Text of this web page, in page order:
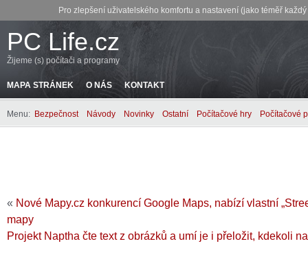
Pro zlepšení uživatelského komfortu a nastavení (jako téměř
PC Life.cz
Žijeme (s) počítači a programy
MAPA STRÁNEK O NÁS KONTAKT
Menu: Bezpečnost Návody Novinky Ostatní Počítačové hry Počítačové
« Nové Mapy.cz konkurencí Google Maps, nabízí vlastní
mapy
Projekt Naptha čte text z obrázků a umí je i přeložit, kdekoli